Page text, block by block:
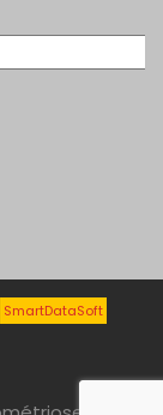
SmartDataSoft